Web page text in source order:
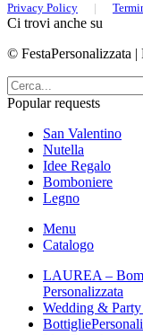
Privacy Policy |
Ci trovi anche su
© FestaPersonalizzata |
Popular requests
San Valentino
Nutella
Idee Regalo
Bomboniere
Legno
Menu
Catalogo
LAUREA –
Personalizzata
Wedding &